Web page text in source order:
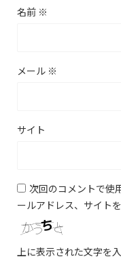
名前 ※
メール ※
サイト
次回のコメントで使
ールアドレス、サイトを
上に表示された文字を